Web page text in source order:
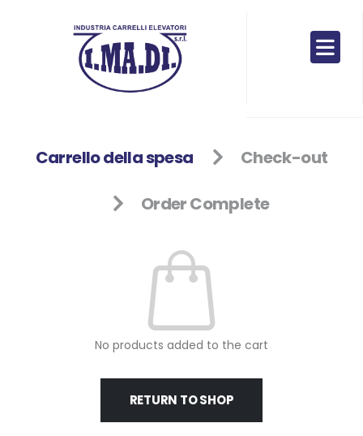
Carrello della spesa Check-out
Order Complete
No products added to the cart
RETURN TO SHOP